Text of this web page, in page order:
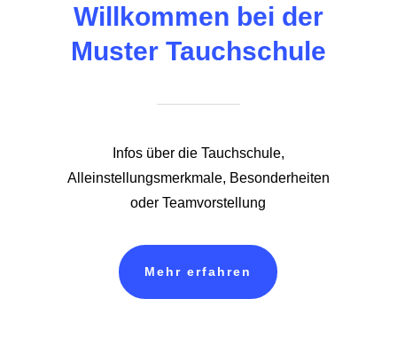
Willkommen bei der
Muster Tauchschule
Infos über die Tauchschule,
Alleinstellungsmerkmale, Besonderheiten
oder Teamvorstellung
Mehr erfahren